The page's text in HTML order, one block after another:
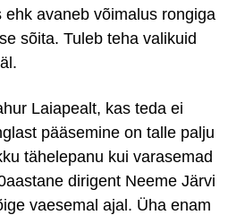
avaneb võimalus rongiga
sõita. Tuleb teha valikuid
Laiapealt, kas teda ei
pääsemine on talle palju
tähelepanu kui varasemad
dirigent Neeme Järvi
vaesemal ajal. Üha enam